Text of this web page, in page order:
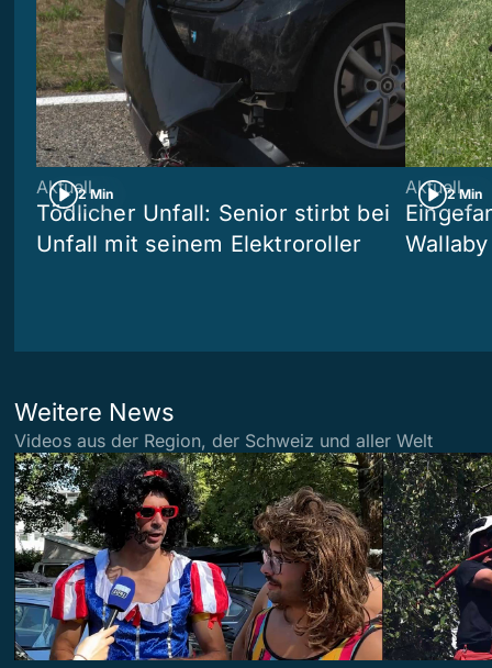
2 Min
Aktuell
Tödlicher Unfall: Senior stirbt bei
Unfall mit seinem Elektroroller
2 Min
Aktuell
Weitere News
Videos aus der Region, der Schweiz und aller Welt